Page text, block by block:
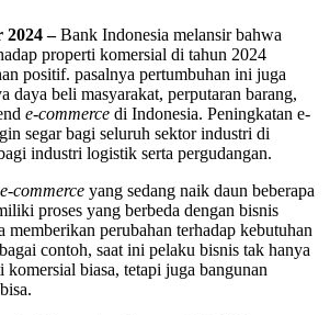
2024 –Bank Indonesia melansir bahwa
properti komersial di tahun 2024
positif. pasalnya pertumbuhan ini juga
daya beli masyarakat, perputaran barang,
e-commerce di Indonesia. Peningkatan e-
segar bagi seluruh sektor industri di
industri logistik serta pergudangan.
e-commerce yang sedang naik daun beberapa
proses yang berbeda dengan bisnis
memberikan perubahan terhadap kebutuhan
contoh, saat ini pelaku bisnis tak hanya
biasa, tetapi juga bangunan